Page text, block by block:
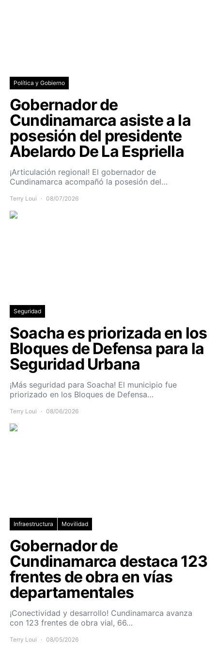
Política y Gobierno
Gobernador de
Cundinamarca asiste a la
posesión del presidente
Abelardo De La Espriella
¡Articulación regional! El gobernador de
Cundinamarca acompañó la posesión del…
Terry Loui 08/07/2026
Seguridad
Soacha es priorizada en los
Bloques de Defensa para la
Seguridad Urbana
¡Más seguridad para Soacha! El municipio fue
priorizado en los Bloques de Defensa…
Terry Loui 08/06/2026
Infraestructura Movilidad
Gobernador de
Cundinamarca destaca 123
frentes de obra en vías
departamentales
¡Conectividad y desarrollo! Cundinamarca avanza
con 123 frentes de obra vial, 66…
Terry Loui 08/05/2026